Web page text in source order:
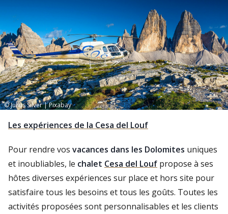
© Julius Silver | Pixabay
Les expériences de la Cesa del Louf
Pour rendre vos vacances dans les Dolomites uniques
et inoubliables, le chalet Cesa del Louf propose à ses
hôtes diverses expériences sur place et hors site pour
satisfaire tous les besoins et tous les goûts. Toutes les
activités proposées sont personnalisables et les clients